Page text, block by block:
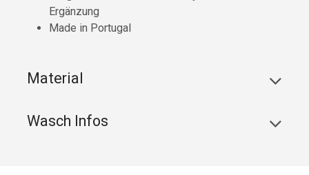
Ergänzung
Made in Portugal
Material
Wasch Infos